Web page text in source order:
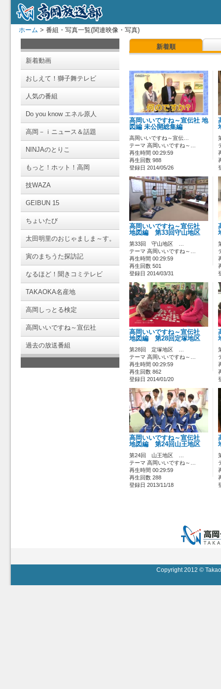
ホーム > 番組・写真一覧(関連映像・写真)
新着動画
おしえて！獅子舞テレビ
人気の番組
Do you know エネル原人
高岡－ｉニュース＆話題
NINJAのとりこ
もっと！ホット！高岡
技WAZA
GEIBUN 15
ちょいたび
太田明里のおじゃましま～す。
寅のまちうた探訪記
なるほど！聞きコミテレビ
TAKAOKA名産地
高岡しっとる検定
高岡いいですね～宣伝社
過去の放送番組
新着順
高岡いいですね～宣伝社 地
図編 未公開総集編
高岡いいですね～宣伝…
テーマ 高岡いいですね～…
再生時間 00:29:59
再生回数 988
登録日 2014/05/26
高岡いいですね～宣伝社
地図編 第33回守山地区
第33回 守山地区 …
テーマ 高岡いいですね～…
再生時間 00:29:59
再生回数 501
登録日 2014/03/31
高岡いいですね～宣伝社
地図編 第28回定塚地区
第28回 定塚地区 …
テーマ 高岡いいですね～…
再生時間 00:29:59
再生回数 862
登録日 2014/01/20
高岡いいですね～宣伝社
地図編 第24回山王地区
第24回 山王地区 …
テーマ 高岡いいですね～…
再生時間 00:29:59
再生回数 288
登録日 2013/11/18
Copyright 2012 ©